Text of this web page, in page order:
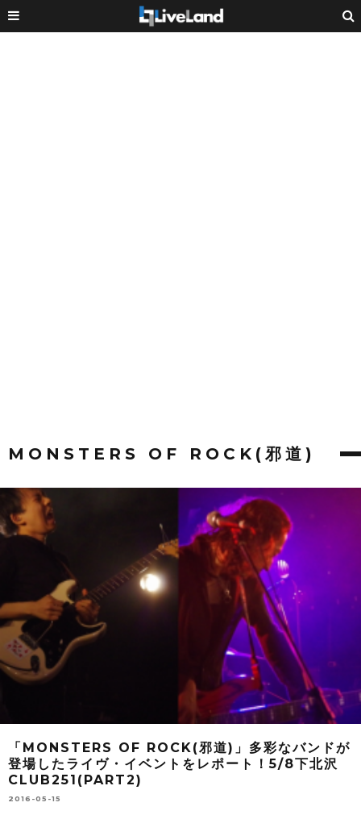
MONSTERS OF ROCK(邪道)
「MONSTERS OF ROCK(邪道)」多彩なバンドが
登場したライヴ・イベントをレポート！5/8下北沢
CLUB251(PART2)
2016-05-15